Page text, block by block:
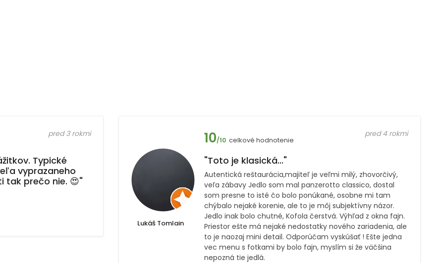
pred 3 rokmi
Typické
vyprazaneho
tak prečo nie. 😍"
Lukáš Tomlain
10/10 celkové hodnotenie
pred 4 rokmi
"Toto je klasická..."
Autentická reštaurácia,majiteľ je veľmi milý, zhovorčivý,
veľa zábavy Jedlo som mal panzerotto classico, dostal
som presne to isté čo bolo ponúkané, osobne mi tam
chýbalo nejaké korenie, ale to je môj subjektívny názor.
Jedlo inak bolo chutné, Kofola čerstvá. Výhľad z okna fajn.
Priestor ešte má nejaké nedostatky nového zariadenia, ale
to je naozaj mini detail. Odporúčam vyskúšať ! Ešte jedna
vec menu s fotkami by bolo fajn, myslím si že väčšina
nepozná tie jedlá.